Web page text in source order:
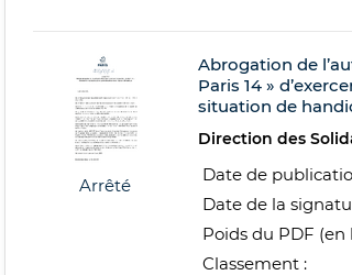
Arrêté
Abrogation de
Paris 14 »
situation de
Direction des
Date de
Date de la
Poids du PDF (en
Classement :